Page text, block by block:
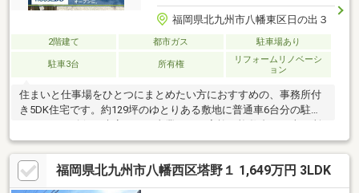
福岡県北九州市八幡東区日の出３
2階建て 都市ガス 駐車場あり
駐車3台 所有権
リフォームリノベーシ
ョン
住まいと仕事場をひとつにまとめたい方におすすめの、事務所付
き5DK住宅です。約129坪のゆとりある敷地に普通車6台分の駐車
スペースを確保。来客のある事業や、ご家族で複数台のお車を所
有する方にも対応できます。建物は約176㎡あり、居住スペース
に加えて事務所、地下室、納戸を備えた多用途な間取り。仕事部
屋や趣味室、収納スペースなど、ライフスタイルに合わせて活用
できます。バス停まで徒歩2分、ひびきが丘小学校まで徒歩5分、
福岡県北九州市八幡西区塔野１ 1,649万円 3LDK